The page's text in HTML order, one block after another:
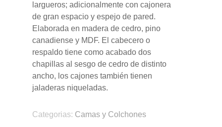
largueros; adicionalmente con cajonera
de gran espacio y espejo de pared.
Elaborada en madera de cedro, pino
canadiense y MDF. El cabecero o
respaldo tiene como acabado dos
chapillas al sesgo de cedro de distinto
ancho, los cajones también tienen
jaladeras niqueladas.
Categorias: Camas y Colchones